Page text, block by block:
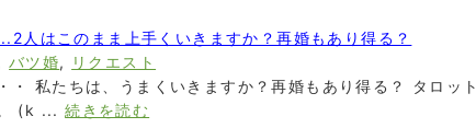
人はこのまま上手くいきますか？再婚もあり得る？
バツ婚,
リクエスト
・ 私たちは、うまくいきますか？再婚もあり得る？ タロット
。 (k ...続きを読む